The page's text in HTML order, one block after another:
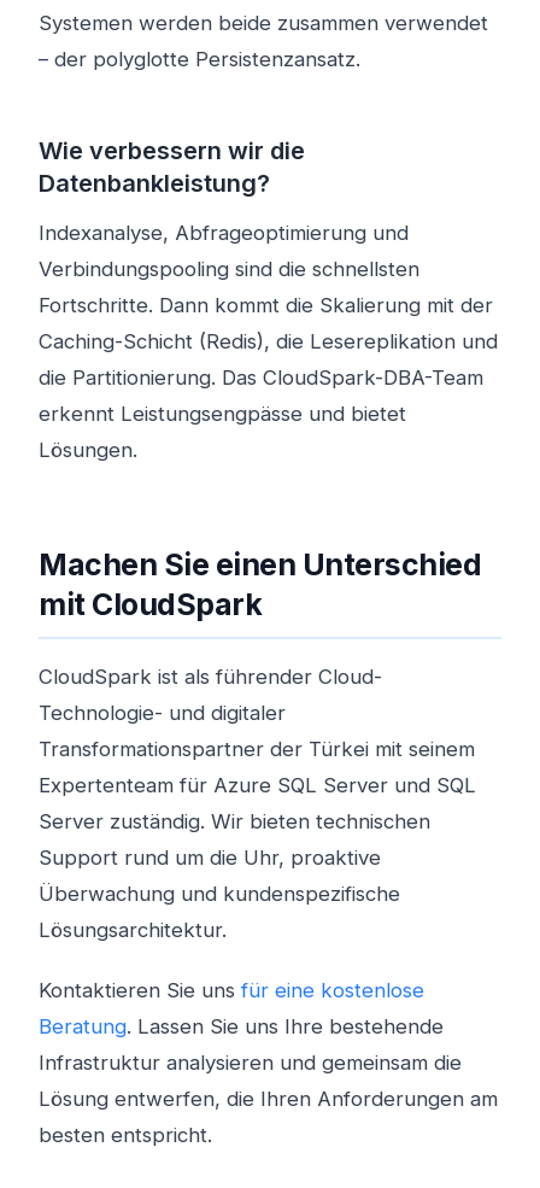
Systemen werden beide zusammen verwendet
– der polyglotte Persistenzansatz.
Wie verbessern wir die
Datenbankleistung?
Indexanalyse, Abfrageoptimierung und
Verbindungspooling sind die schnellsten
Fortschritte. Dann kommt die Skalierung mit der
Caching-Schicht (Redis), die Lesereplikation und
die Partitionierung. Das CloudSpark-DBA-Team
erkennt Leistungsengpässe und bietet
Lösungen.
Machen Sie einen Unterschied
mit CloudSpark
CloudSpark ist als führender Cloud-
Technologie- und digitaler
Transformationspartner der Türkei mit seinem
Expertenteam für Azure SQL Server und SQL
Server zuständig. Wir bieten technischen
Support rund um die Uhr, proaktive
Überwachung und kundenspezifische
Lösungsarchitektur.
Kontaktieren Sie unsfür eine kostenlose
Beratung. Lassen Sie uns Ihre bestehende
Infrastruktur analysieren und gemeinsam die
Lösung entwerfen, die Ihren Anforderungen am
besten entspricht.